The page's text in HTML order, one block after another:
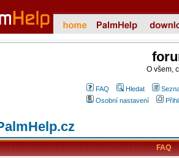
O všem,
FAQ Hledat
Osobní nastavení
FAQ